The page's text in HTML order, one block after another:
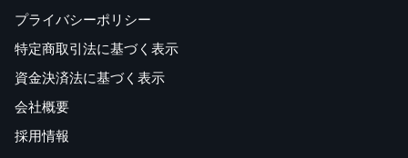
プライバシーポリシー
特定商取引法に基づく表示
資金決済法に基づく表示
会社概要
採用情報